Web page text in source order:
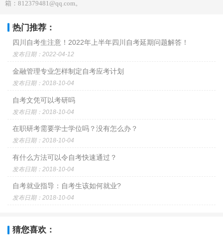
箱：812379481@qq.com。
热门推荐：
四川自考生注意！2022年上半年四川自考延期问题解答！
发布日期：2022-04-12
金融管理专业怎样制定自考应考计划
发布日期：2018-10-04
自考文凭可以考研吗
发布日期：2018-10-04
在职研考需要学士学位吗？没有怎么办？
发布日期：2018-10-04
有什么方法可以令自考快速通过？
发布日期：2018-10-04
自考就业指导：自考生该如何就业?
发布日期：2018-10-04
猜您喜欢：